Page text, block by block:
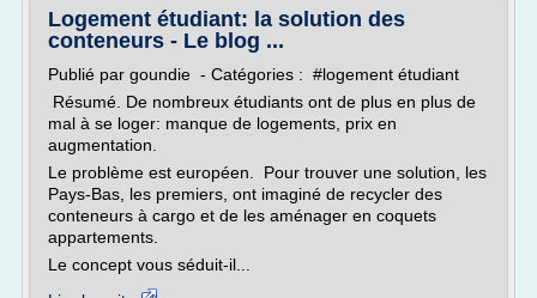
Logement étudiant: la solution des
conteneurs - Le blog ...
Publié par goundie - Catégories : #logement étudiant
Résumé. De nombreux étudiants ont de plus en plus de
mal à se loger: manque de logements, prix en
augmentation.
Le problème est européen. Pour trouver une solution, les
Pays-Bas, les premiers, ont imaginé de recycler des
conteneurs à cargo et de les aménager en coquets
appartements.
Le concept vous séduit-il...